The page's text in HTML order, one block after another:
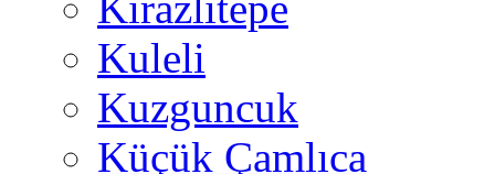
Kuleli
Kuzguncuk
Küçük Çamlıca